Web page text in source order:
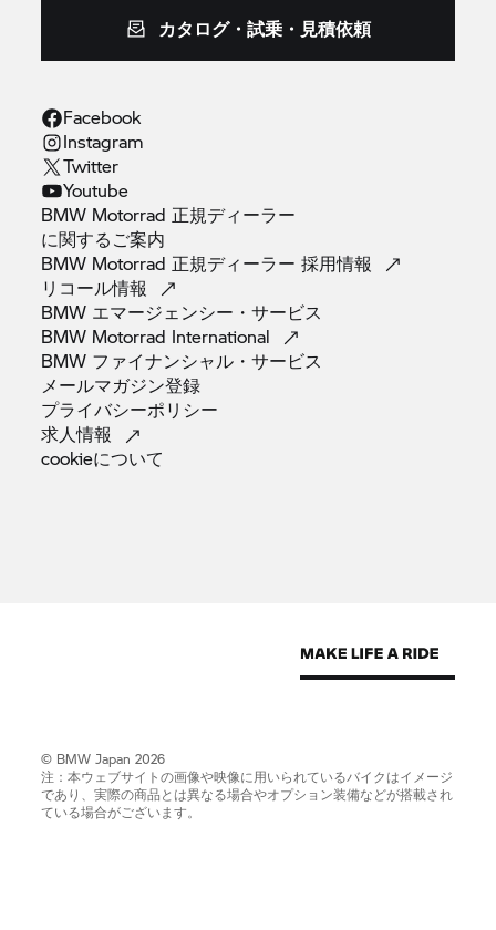
カタログ・試乗・見積依頼
Facebook
Instagram
Twitter
Youtube
BMW Motorrad 正規ディーラー
に関するご案内
BMW Motorrad 正規ディーラー採用情報
リコール情報
BMW エマージェンシー・サービス
BMW Motorrad International
BMW ファイナンシャル・サービス
メールマガジン登録
プライバシーポリシー
求人情報
cookieについて
© BMW Japan 2026
注：本ウェブサイトの画像や映像に用いられているバイクはイメージ
であり、実際の商品とは異なる場合やオプション装備などが搭載され
ている場合がございます。